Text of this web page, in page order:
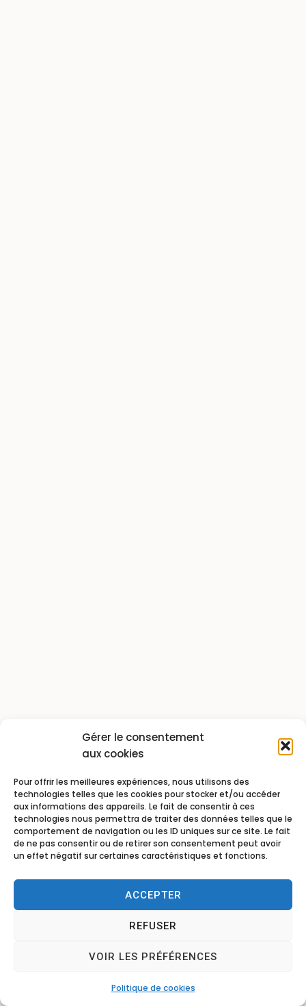
Gérer le consentement
aux cookies
Pour offrir les meilleures expériences, nous utilisons des
technologies telles que les cookies pour stocker et/ou accéder
aux informations des appareils. Le fait de consentir à ces
technologies nous permettra de traiter des données telles que le
comportement de navigation ou les ID uniques sur ce site. Le fait
de ne pas consentir ou de retirer son consentement peut avoir
un effet négatif sur certaines caractéristiques et fonctions.
ACCEPTER
REFUSER
VOIR LES PRÉFÉRENCES
Politique de cookies